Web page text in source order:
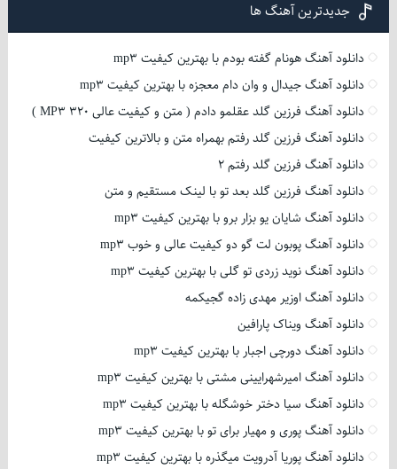
جدیدترین آهنگ ها
دانلود آهنگ هونام گفته بودم با بهترین کیفیت mp3
دانلود آهنگ جیدال و وان دام معجزه با بهترین کیفیت mp3
دانلود آهنگ فرزین گلد عقلمو دادم ( متن و کیفیت عالی 320 MP3 )
دانلود آهنگ فرزین گلد رفتم بهمراه متن و بالاترین کیفیت
دانلود آهنگ فرزین گلد رفتم 2
دانلود آهنگ فرزین گلد بعد تو با لینک مستقیم و متن
دانلود آهنگ شایان یو بزار برو با بهترین کیفیت mp3
دانلود آهنگ پوبون لت گو دو کیفیت عالی و خوب mp3
دانلود آهنگ نوید زردی تو گلی با بهترین کیفیت mp3
دانلود آهنگ اوزیر مهدی زاده گجیکمه
دانلود آهنگ ویناک پارافین
دانلود آهنگ دورچی اجبار با بهترین کیفیت mp3
دانلود آهنگ امیرشهرایینی مشتی با بهترین کیفیت mp3
دانلود آهنگ سیا دختر خوشگله با بهترین کیفیت mp3
دانلود آهنگ پوری و مهیار برای تو با بهترین کیفیت mp3
دانلود آهنگ پوریا آدرویت میگذره با بهترین کیفیت mp3